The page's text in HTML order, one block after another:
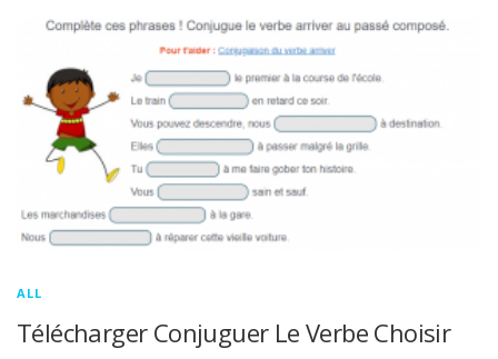
ALL
Télécharger Conjuguer Le Verbe Choisir